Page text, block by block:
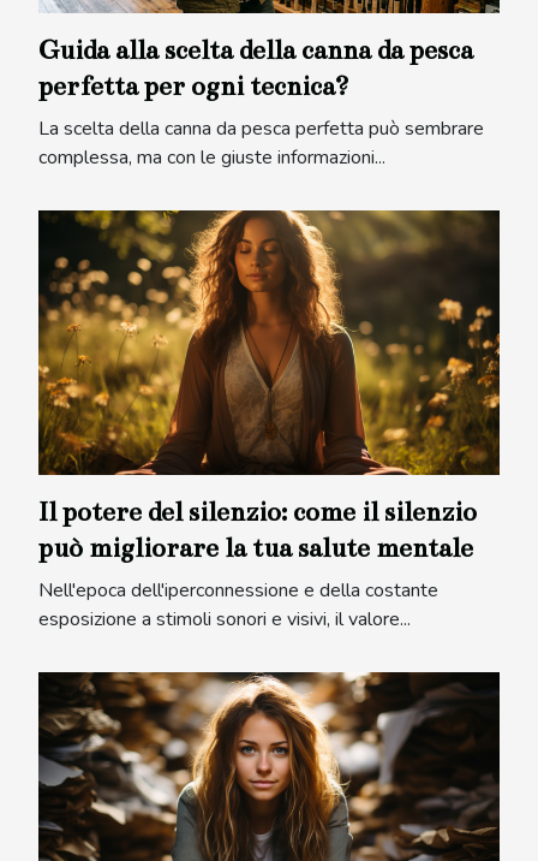
Guida alla scelta della canna da pesca
perfetta per ogni tecnica?
La scelta della canna da pesca perfetta può sembrare
complessa, ma con le giuste informazioni...
Il potere del silenzio: come il silenzio
può migliorare la tua salute mentale
Nell'epoca dell'iperconnessione e della costante
esposizione a stimoli sonori e visivi, il valore...